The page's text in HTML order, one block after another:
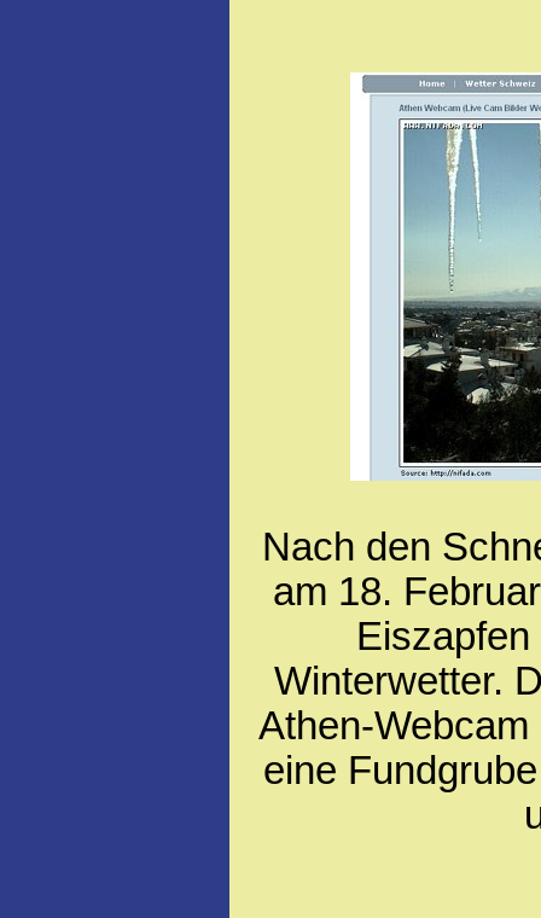
Nach den
am 18.
Winterwetter.
Athen-
eine